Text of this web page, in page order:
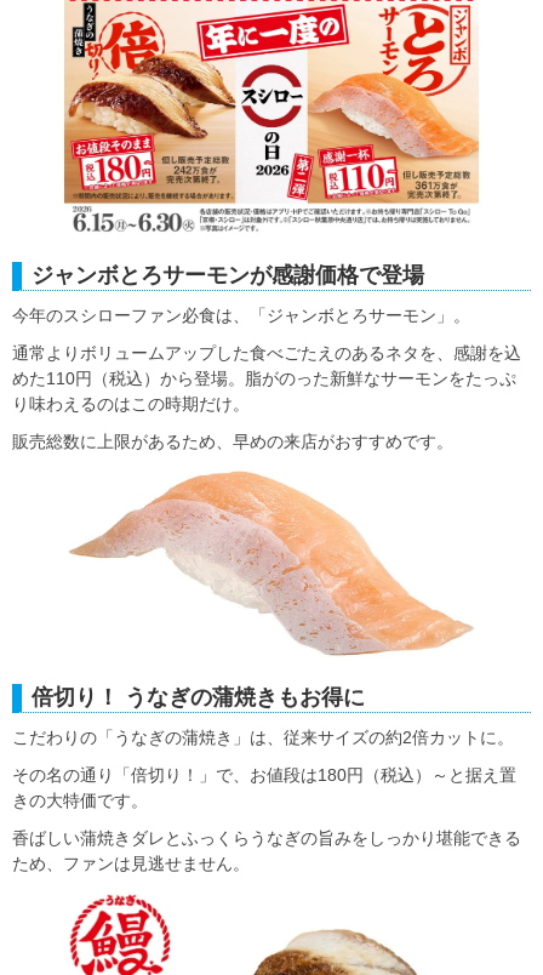
ジャンボとろサーモンが感謝価格で登場
今年のスシローファン必食は、「ジャンボとろサーモン」。
通常よりボリュームアップした食べごたえのあるネタを、感謝を込
めた110円（税込）から登場。脂がのった新鮮なサーモンをたっぷ
り味わえるのはこの時期だけ。
販売総数に上限があるため、早めの来店がおすすめです。
倍切り！ うなぎの蒲焼きもお得に
こだわりの「うなぎの蒲焼き」は、従来サイズの約2倍カットに。
その名の通り「倍切り！」で、お値段は180円（税込）～と据え置
きの大特価です。
香ばしい蒲焼きダレとふっくらうなぎの旨みをしっかり堪能できる
ため、ファンは見逃せません。